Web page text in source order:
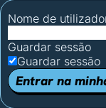
Nome de
Guardar sessão
Guardar sessão
Entrar na